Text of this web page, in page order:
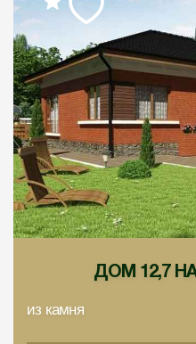
ДОМ 12,7
из камня